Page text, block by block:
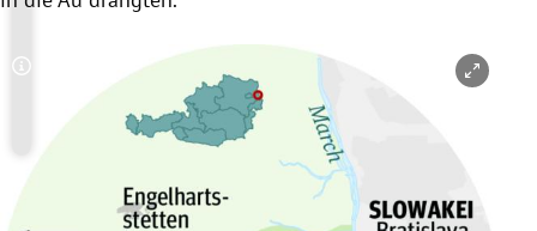
Copyright-Hinweis öffnen/schließen